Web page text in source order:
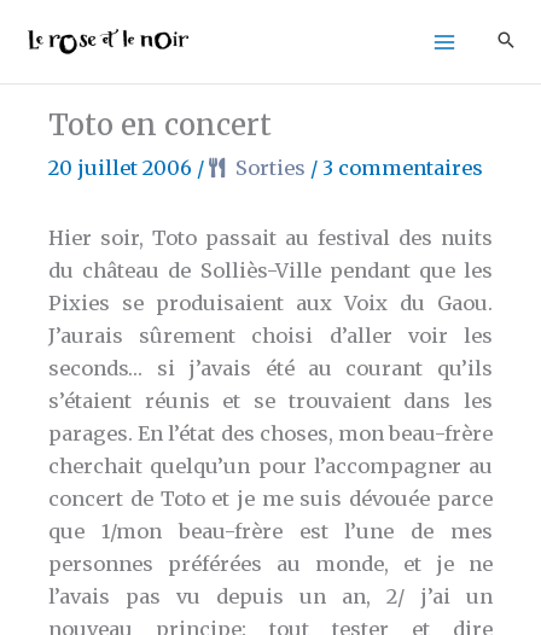
contenu
Toto en concert
20 juillet 2006 / Sorties / 3 commentaires
Hier soir, Toto passait au festival des nuits
du château de Solliès-Ville pendant que les
Pixies se produisaient aux Voix du Gaou.
J’aurais sûrement choisi d’aller voir les
seconds… si j’avais été au courant qu’ils
s’étaient réunis et se trouvaient dans les
parages. En l’état des choses, mon beau-frère
cherchait quelqu’un pour l’accompagner au
concert de Toto et je me suis dévouée parce
que 1/mon beau-frère est l’une de mes
personnes préférées au monde, et je ne
l’avais pas vu depuis un an, 2/ j’ai un
nouveau principe: tout tester et dire